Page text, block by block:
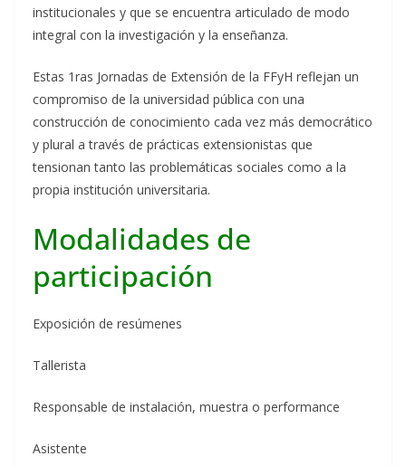
institucionales y que se encuentra articulado de modo
integral con la investigación y la enseñanza.
Estas 1ras Jornadas de Extensión de la FFyH reflejan un
compromiso de la universidad pública con una
construcción de conocimiento cada vez más democrático
y plural a través de prácticas extensionistas que
tensionan tanto las problemáticas sociales como a la
propia institución universitaria.
Modalidades de
participación
Exposición de resúmenes
Tallerista
Responsable de instalación, muestra o performance
Asistente